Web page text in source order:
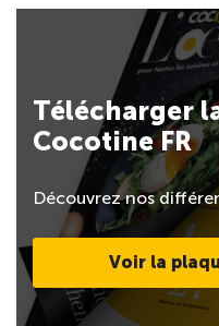
Télécharger
Cocotine FR
Découvrez nos
Voir la